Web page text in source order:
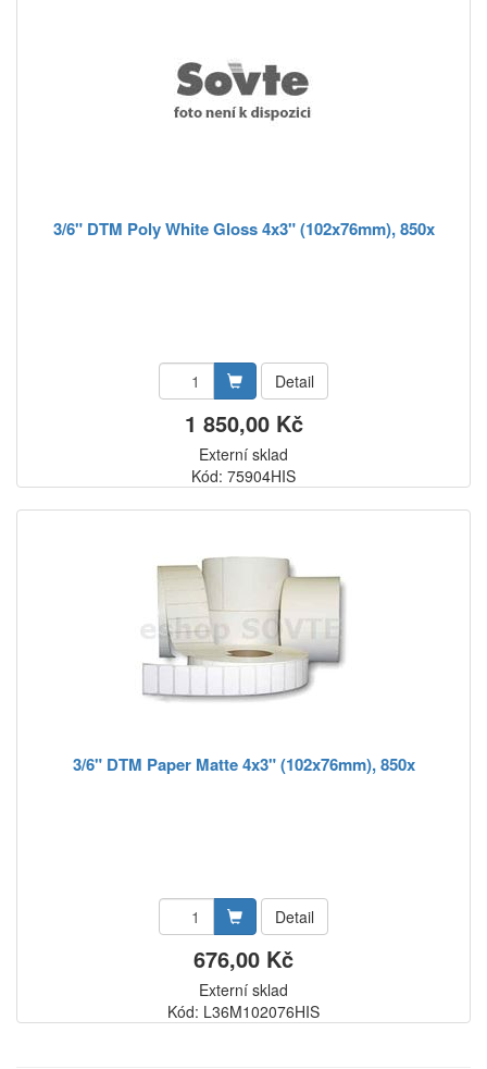
3/6" DTM Poly White Gloss 4x3" (102x76mm), 850x
Detail
1 850,00 Kč
Externí sklad
Kód: 75904HIS
3/6" DTM Paper Matte 4x3" (102x76mm), 850x
Detail
676,00 Kč
Externí sklad
Kód: L36M102076HIS